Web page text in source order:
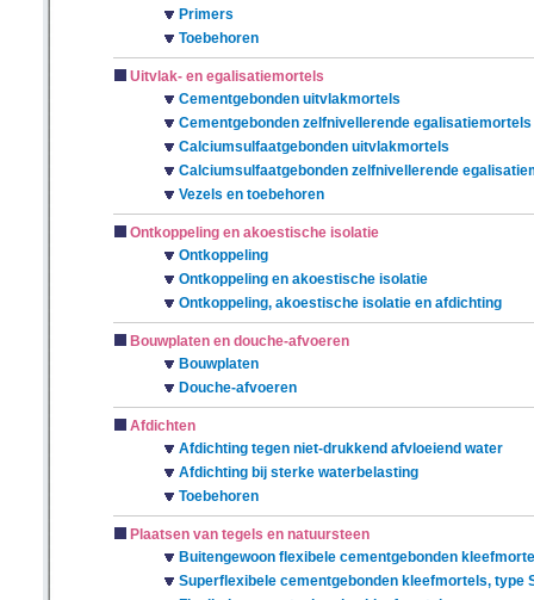
Primers
Toebehoren
Uitvlak- en egalisatiemortels
Cementgebonden uitvlakmortels
Cementgebonden zelfnivellerende egalisatiemortels
Calciumsulfaatgebonden uitvlakmortels
Calciumsulfaatgebonden zelfnivellerende
Vezels en toebehoren
Ontkoppeling en akoestische isolatie
Ontkoppeling
Ontkoppeling en akoestische isolatie
Ontkoppeling, akoestische isolatie en afdichting
Bouwplaten en douche-afvoeren
Bouwplaten
Douche-afvoeren
Afdichten
Afdichting tegen niet-drukkend afvloeiend water
Afdichting bij sterke waterbelasting
Toebehoren
Plaatsen van tegels en natuursteen
Buitengewoon flexibele cementgebonden
Superflexibele cementgebonden kleefmortels, type